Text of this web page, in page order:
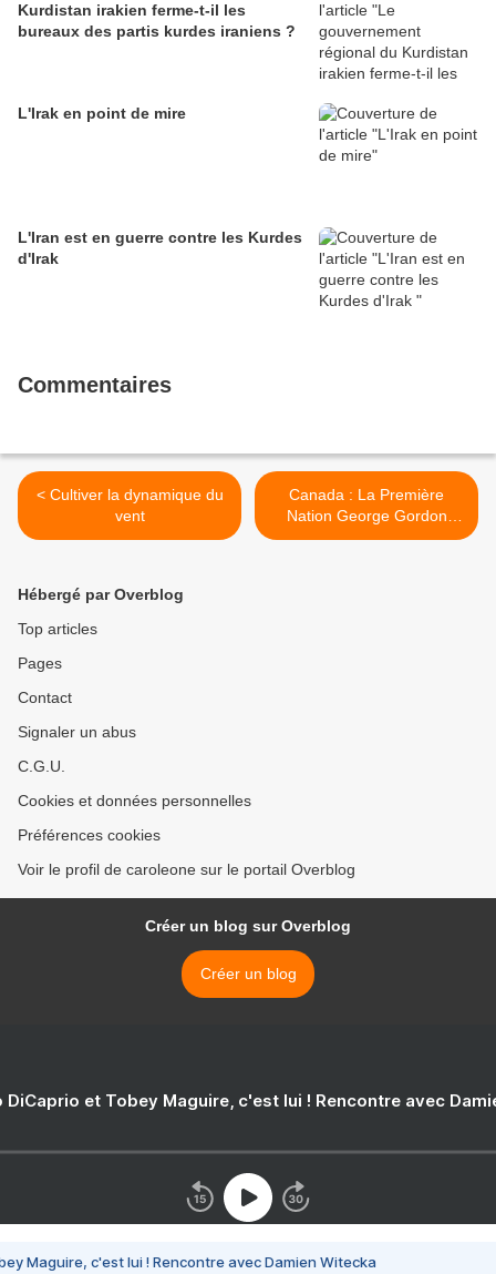
Kurdistan irakien ferme-t-il les
bureaux des partis kurdes iraniens ?
L'Irak en point de mire
L'Iran est en guerre contre les Kurdes
d'Irak
Commentaires
< Cultiver la dynamique du
vent
Canada : La Première
Nation George Gordon
découvre 14 tombes
Hébergé par Overblog
Top articles
Pages
Contact
Signaler un abus
C.G.U.
Cookies et données personnelles
Préférences cookies
Voir le profil de caroleone sur le portail Overblog
Créer un blog sur Overblog
Créer un blog
DiCaprio et Tobey Maguire, c'est lui ! Rencontre avec
Maguire, c'est lui ! Rencontre avec Damien Witecka